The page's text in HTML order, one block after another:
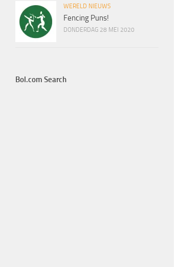
WERELD NIEUWS
Fencing Puns!
DONDERDAG 28 MEI 2020
Bol.com Search